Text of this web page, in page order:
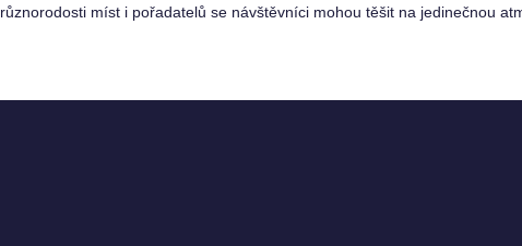
různorodosti míst i pořadatelů se návštěvníci mohou těšit na jedinečnou